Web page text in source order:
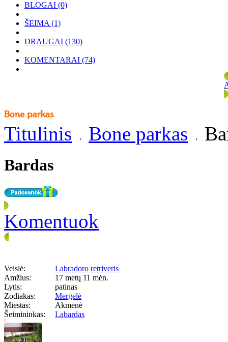
BLOGAI (0)
ŠEIMA (1)
DRAUGAI (130)
KOMENTARAI (74)
Titulinis Bone parkas
Bardas
Komentuok
Veislė:
Labradoro retriveris
Amžius:
17 metų 11 mėn.
Lytis:
patinas
Zodiakas:
Mergelė
Miestas:
Akmenė
Šeimininkas:
Labardas